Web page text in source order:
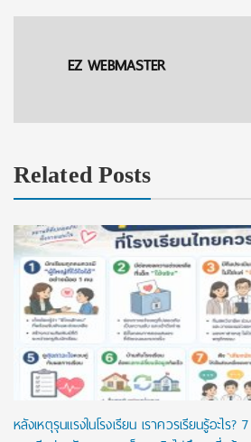
EZ WEBMASTER
Related Posts
หลังเหตุรุนแรงในโรงเรียน เราควรเรียนรู้อะไร?